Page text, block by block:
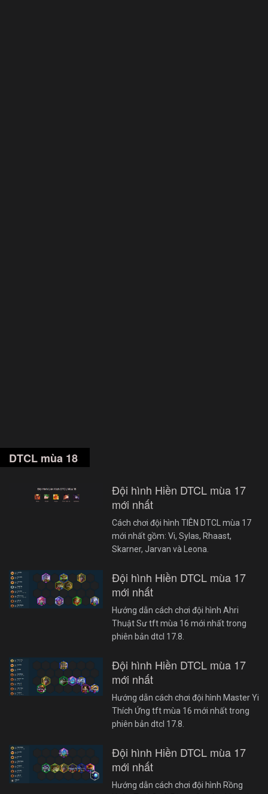
DTCL mùa 18
Đội hình Hiền DTCL mùa 17
mới nhất
Cách chơi đội hình TIÊN DTCL mùa 17
mới nhất gồm: Vi, Sylas, Rhaast,
Skarner, Jarvan và Leona.
Đội hình Hiền DTCL mùa 17
mới nhất
Hướng dẫn cách chơi đội hình Ahri
Thuật Sư tft mùa 16 mới nhất trong
phiên bản dtcl 17.8.
Đội hình Hiền DTCL mùa 17
mới nhất
Hướng dẫn cách chơi đội hình Master Yi
Thích Ứng tft mùa 16 mới nhất trong
phiên bản dtcl 17.8.
Đội hình Hiền DTCL mùa 17
mới nhất
Hướng dẫn cách chơi đội hình Rồng